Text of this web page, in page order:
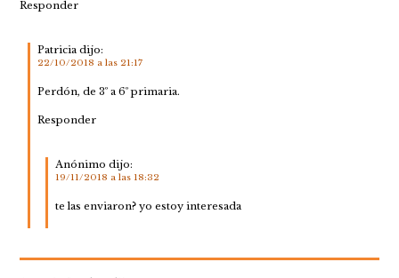
Responder
Patricia dijo:
22/10/2018 a las 21:17
Perdón, de 3º a 6º primaria.
Responder
Anónimo dijo:
19/11/2018 a las 18:32
te las enviaron? yo estoy interesada